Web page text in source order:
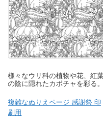
様々なウリ科の植物や花、紅
の陰に隠れたカボチャを彩る。
複雑なぬりえページ 感謝祭 印
刷用